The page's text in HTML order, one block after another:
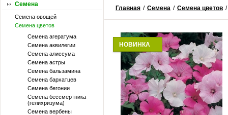
Семена
Семена овощей
Семена цветов
Семена агератума
Семена аквилегии
Семена алиссума
Семена астры
Семена бальзамина
Семена бархатцев
Семена бегонии
Семена бессмертника
(гелихризума)
Семена вербены
Главная / Семена / Семена цветов /
НОВИНКА